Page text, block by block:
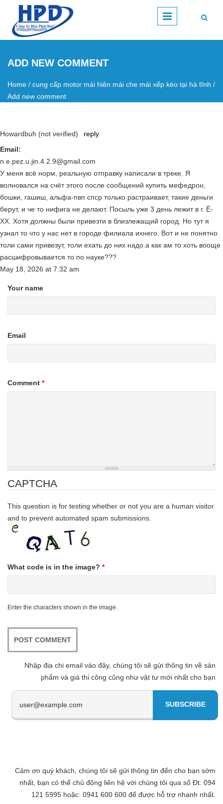
Skip to main content
ADD NEW COMMENT
You are here
Home / cung cấp motor mái hiên mái che mái xếp kéo tại hà tĩnh /
Add new comment
Howardbuh (not verified)
reply
Email:
n.e.pez.u.jin.4.2.9@gmail.com
У меня всё норм, реальную отправку написали в треке. Я
волновался на счёт этого после сообщений купить мефедрон,
бошки, гашиш, альфа-пвп спср только растраивает, такие деньги
берут, и че то нифига не делают. Посыль уже 3 день лежит в г. Ё-
XX. Хотя должны были привезти в близлежащий город. Но тут я
узнал то что у нас нет в городе филиала ихнего. Вот и не понятно
толи сами привезут, толи ехать до них надо.а как ам то хоть вооще
расшифровывается то по науке???
May 18, 2026 at 7:32 am
Your name
Email
Comment *
CAPTCHA
This question is for testing whether or not you are a human visitor
and to prevent automated spam submissions.
What code is in the image? *
Enter the characters shown in the image.
Nhập địa chi email vào đây, chúng tôi sẽ gửi thông tin về sản
phẩm và giá thi công cũng như vật tư mới nhất cho bạn
Cảm ơn quý khách, chúng tôi sẽ gửi thông tin đến cho bạn sớm
nhất, bạn có thể chủ động liên hệ với chúng tôi qua số Đt: 094
121 5995 hoặc: 0941 600 600 để được hỗ trợ nhanh nhất.